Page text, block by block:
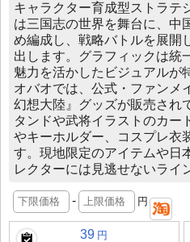
キャラクター育成型ストラテ
は三国志の世界を舞台に、中
め編成し、戦略バトルを展開
出します。グラフィックは統
魅力を活かしたビジュアルが
オバオでは、公式・ファンメ
幻想大陸』グッズが販売され
タンドや武将イラストのカー
やキーホルダー、コスプレ衣
す。現地限定のアイテムや日
レクターには見逃せないライ
- 円
39 円